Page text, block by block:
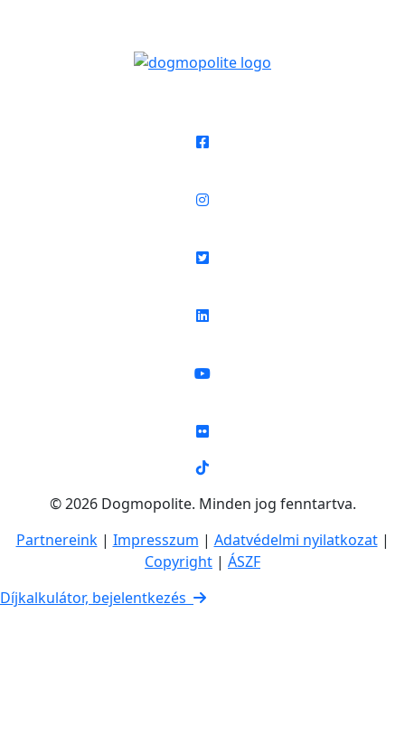
© 2026 Dogmopolite. Minden jog fenntartva.
Partnereink| Impresszum | Adatvédelmi nyilatkozat|
Copyright | ÁSZF
Díjkalkulátor, bejelentkezés